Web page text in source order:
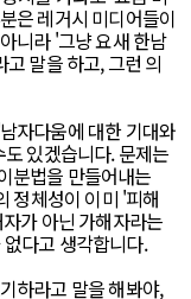
은 레거시 미디어들이
니라 '그냥 요새 한남
말을 하고, 그런 의
자다움에 대한 기대와
있겠습니다. 문제는
분법을 만들어내는
정체성이 이미 '피해
가 아닌 가해자라는
다고 생각합니다.
하라고 말을 해봐야,